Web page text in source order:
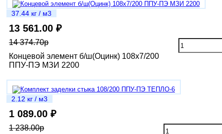
37.44 кг / м3
13 561.00 ₽
14 374.70р
Концевой элемент б/ш(Оцинк) 108х7/200
ППУ-ПЭ МЗИ 2200
2.12 кг / м3
1 089.00 ₽
1 238.00р